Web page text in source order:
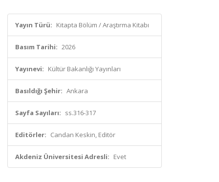
Yayın Türü: Kitapta Bölüm / Araştırma Kitabı
Basım Tarihi: 2026
Yayınevi: Kültür Bakanlığı Yayınları
Basıldığı Şehir: Ankara
Sayfa Sayıları: ss.316-317
Editörler: Candan Keskin, Editör
Akdeniz Üniversitesi Adresli: Evet